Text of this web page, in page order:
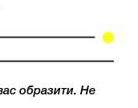
образити. Не